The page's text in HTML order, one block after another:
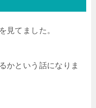
見てました。
かという話になりま